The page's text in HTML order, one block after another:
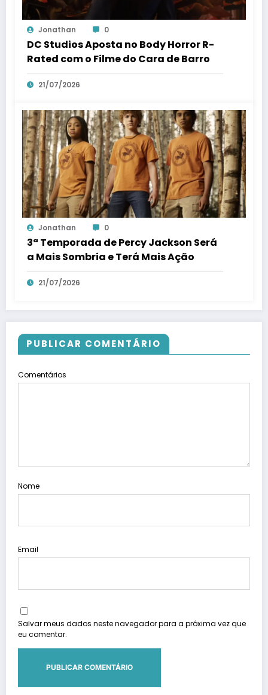
Jonathan 0
DC Studios Aposta no Body Horror R-
Rated com o Filme do Cara de Barro
21/07/2026
Jonathan 0
3ª Temporada de Percy Jackson Será
a Mais Sombria e Terá Mais Ação
21/07/2026
PUBLICAR COMENTÁRIO
Comentários
Nome
Email
Salvar meus dados neste navegador para a próxima vez que
eu comentar.